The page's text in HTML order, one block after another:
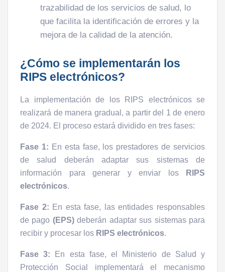
trazabilidad de los servicios de salud, lo
que facilita la identificación de errores y la
mejora de la calidad de la atención.
¿Cómo se implementarán los
RIPS electrónicos?
La implementación de los RIPS electrónicos se
realizará de manera gradual, a partir del 1 de enero
de 2024. El proceso estará dividido en tres fases:
Fase 1: En esta fase, los prestadores de servicios
de salud deberán adaptar sus sistemas de
información para generar y enviar los
RIPS
electrónicos.
Fase 2: En esta fase, las entidades responsables
de pago (EPS)deberán adaptar sus sistemas para
recibir y procesar los RIPS electrónicos.
Fase 3: En esta fase, el Ministerio de Salud y
Protección Social implementará el mecanismo